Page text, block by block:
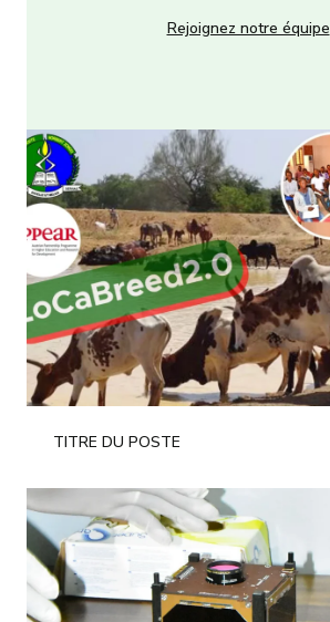
Rejoignez notre équipe
TITRE DU POSTE